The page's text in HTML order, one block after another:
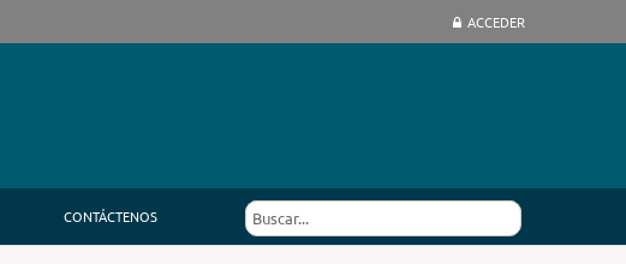
ACCEDER
CONTÁCTENOS